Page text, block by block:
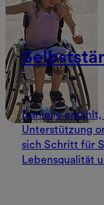
Danielle erzählt,
Unterstützung
sich Schritt für
Lebensqualität